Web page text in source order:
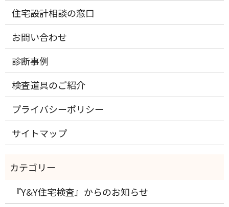
住宅設計相談の窓口
お問い合わせ
診断事例
検査道具のご紹介
プライバシーポリシー
サイトマップ
『Y&Y住宅検査』からのお知らせ